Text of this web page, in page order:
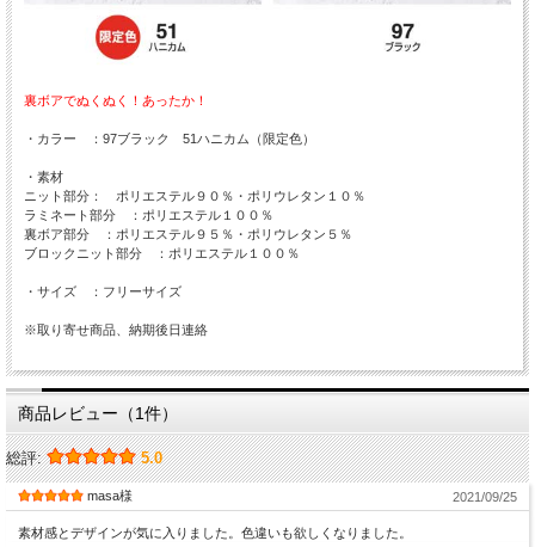
裏ボアでぬくぬく！あったか！
・カラー ：97ブラック 51ハニカム（限定色）
・素材
ニット部分： ポリエステル９０％・ポリウレタン１０％
ラミネート部分 ：ポリエステル１００％
裏ボア部分 ：ポリエステル９５％・ポリウレタン５％
ブロックニット部分 ：ポリエステル１００％
・サイズ ：フリーサイズ
※取り寄せ商品、納期後日連絡
商品レビュー（1件）
総評: 5.0
masa様 2021/09/25
素材感とデザインが気に入りました。色違いも欲しくなりました。